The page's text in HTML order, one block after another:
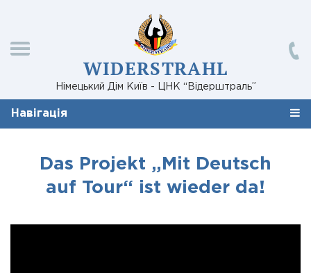
WIDERSTRAHL
Німецький Дім Київ - ЦНК “Відерштраль”
Навігація
Das Projekt „Mit Deutsch
auf Tour“ ist wieder da!